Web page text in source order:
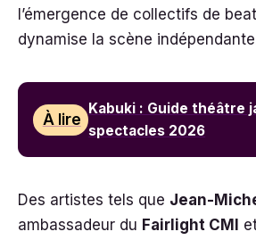
l’émergence de collectifs de
dynamise la scène
À lire
Kabuki : Guide théâtre
spectacles 2026
Des artistes tels que Jean-
ambassadeur du Fairlight CMI